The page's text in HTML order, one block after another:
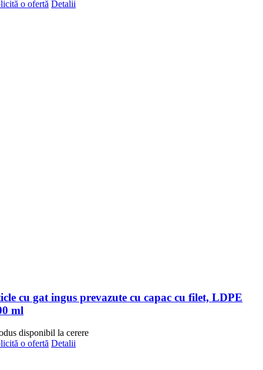
o ofertă Detalii
cu gat ingus prevazute cu capac cu filet, LDPE
ml
disponibil la cerere
o ofertă Detalii